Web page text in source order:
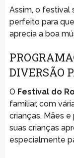
Assim, o festival
perfeito para
aprecia a boa
DIVERSÃO
O Festival do
familiar, com
crianças. Mães
suas crianças
especialmente